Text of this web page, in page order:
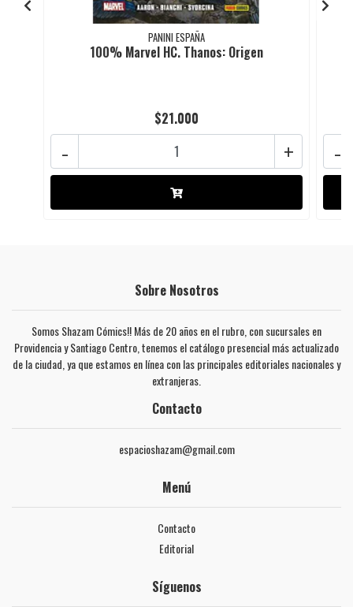
PANINI ESPAÑA
100% Marvel HC. Thanos: Origen
$21.000
+
- -
Sobre Nosotros
Somos Shazam Cómics!! Más de 20 años en el rubro, con sucursales en
Providencia y Santiago Centro, tenemos el catálogo presencial más actualizado
de la ciudad, ya que estamos en línea con las principales editoriales nacionales y
extranjeras.
Contacto
espacioshazam@gmail.com
Menú
Contacto
Editorial
Síguenos